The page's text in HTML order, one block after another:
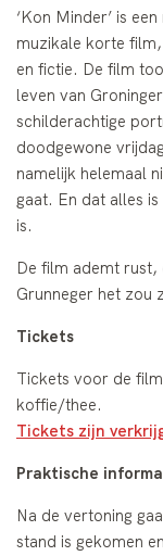
‘Kon Minder’ is
muzikale korte
en fictie. De film
leven van
schilderachtige
doodgewone
namelijk helemaal
gaat. En dat alles
is.
De film ademt rust,
Grunneger het zou
Tickets
Tickets voor de
koffie/thee.
Tickets zijn
Praktische
Na de vertoning
stand is gekomen